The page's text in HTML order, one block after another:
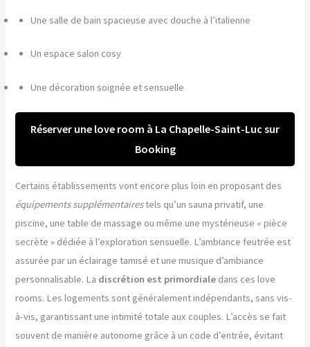
Une salle de bain spacieuse avec douche à l’italienne
Un espace salon cosy
Une décoration soignée et sensuelle
Réserver une love room à La Chapelle-Saint-Luc sur
Booking
Certains établissements vont encore plus loin en proposant des
équipements supplémentairestels qu’un sauna privatif, une
piscine, une table de massage ou même une mystérieuse « pièce
secrète » dédiée à l’exploration sensuelle. L’ambiance feutrée est
assurée par un éclairage tamisé et une musique d’ambiance
personnalisable. La discrétion est primordiale dans ces love
rooms. Les logements sont généralement indépendants, sans vis-
à-vis, garantissant une intimité totale aux couples. L’accès se fait
souvent de manière autonome grâce à un code d’entrée, évitant